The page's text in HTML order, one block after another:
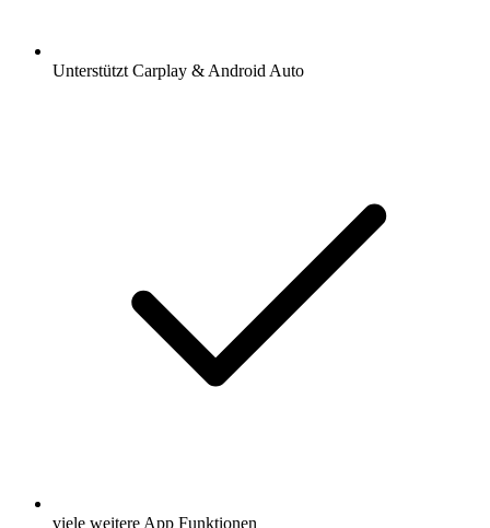
Unterstützt Carplay & Android Auto
viele weitere App Funktionen